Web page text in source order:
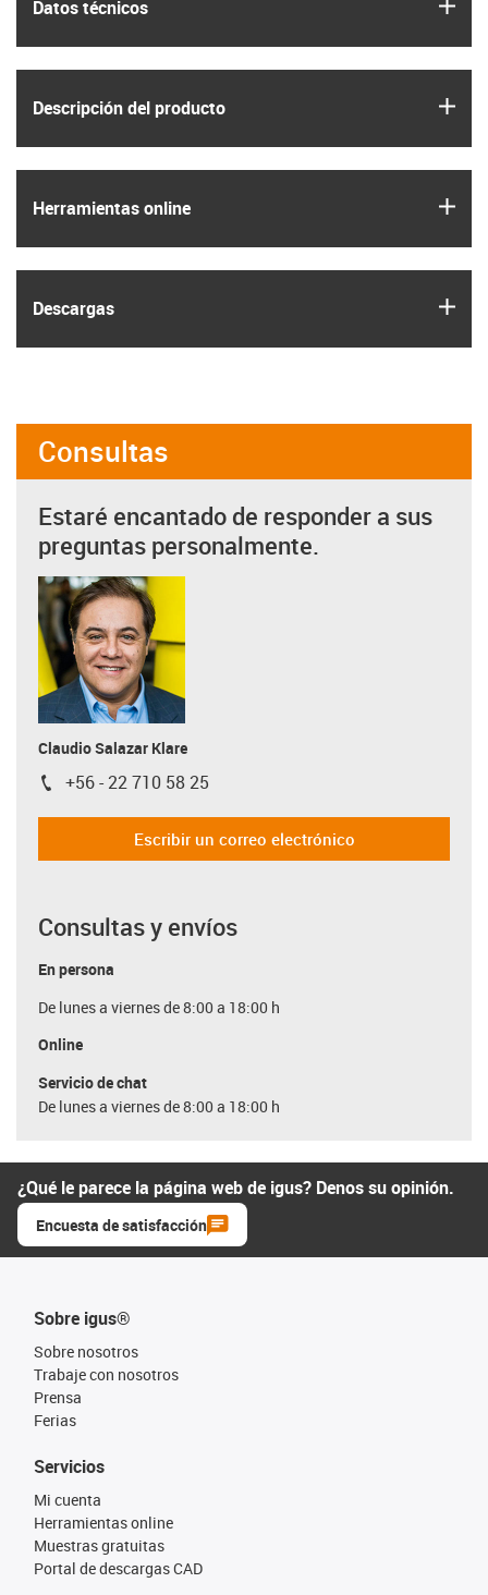
Datos técnicos
Descripción del producto
Herramientas online
Descargas
Consultas
Estaré encantado de responder a sus
preguntas personalmente.
Claudio Salazar Klare
igus-icon-phone
+56 - 22 710 58 25
Escribir un correo electrónico
Consultas y envíos
En persona
De lunes a viernes de 8:00 a 18:00 h
Online
Servicio de chat
De lunes a viernes de 8:00 a 18:00 h
¿Qué le parece la página web de igus? Denos su opinión.
Encuesta de satisfacción
Sobre igus®
Sobre nosotros
Trabaje con nosotros
Prensa
Ferias
Servicios
Mi cuenta
Herramientas online
Muestras gratuitas
Portal de descargas CAD